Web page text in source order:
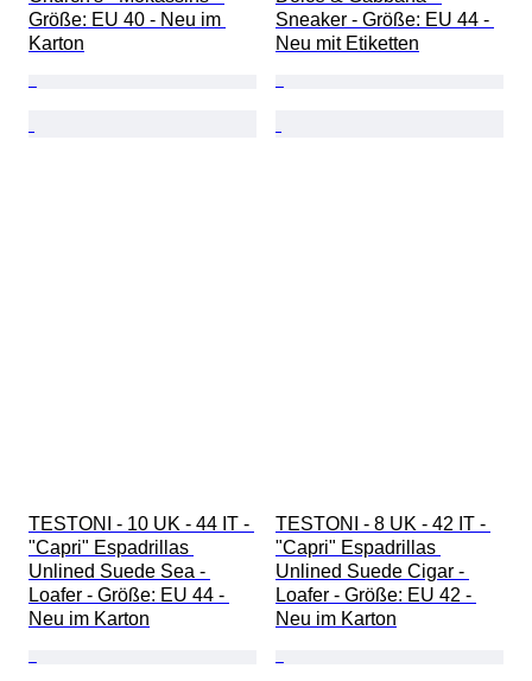
Größe: EU 40 - Neu im
Karton
Sneaker - Größe: EU 44 -
Neu mit Etiketten
TESTONI - 10 UK - 44 IT -
"Capri" Espadrillas
Unlined Suede Sea -
Loafer - Größe: EU 44 -
Neu im Karton
TESTONI - 8 UK - 42 IT -
"Capri" Espadrillas
Unlined Suede Cigar -
Loafer - Größe: EU 42 -
Neu im Karton